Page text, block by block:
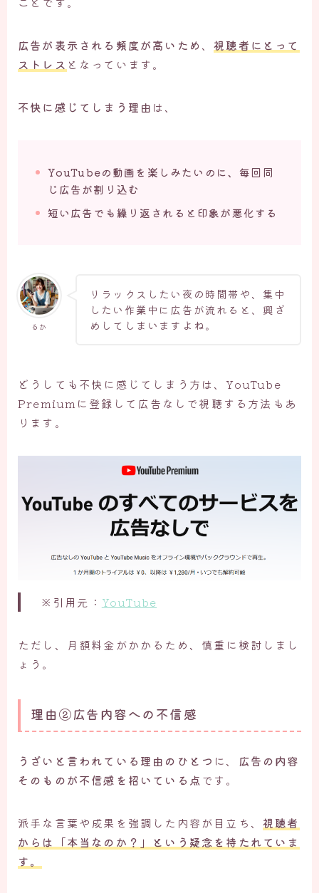
広告が表示される頻度が高いため 、視聴者にとって
ストレス となっています。
不快に感じてしまう理由 は、
YouTubeの動画を楽しみたいのに、毎回同
じ広告が割り込む
短い広告でも繰り返されると印象が悪化する
るか
リラックスしたい夜の時間帯や、集中
したい作業中に広告が流れると、興ざ
めしてしまいますよね。
どうしても不快に感じてしまう方は、YouTube
Premiumに登録して広告なしで視聴する方法もあ
ります。
※引用元： YouTube
ただし、月額料金がかかるため、慎重に検討しまし
ょう。
理由②広告内容への不信感
うざいと言われている理由のひとつ に、
広告の内容
そのものが不信感を招いている点 です。
派手な言葉や成果を強調した内容が目立ち、 視聴者
からは「本当なのか？」という疑念を持たれていま
す。